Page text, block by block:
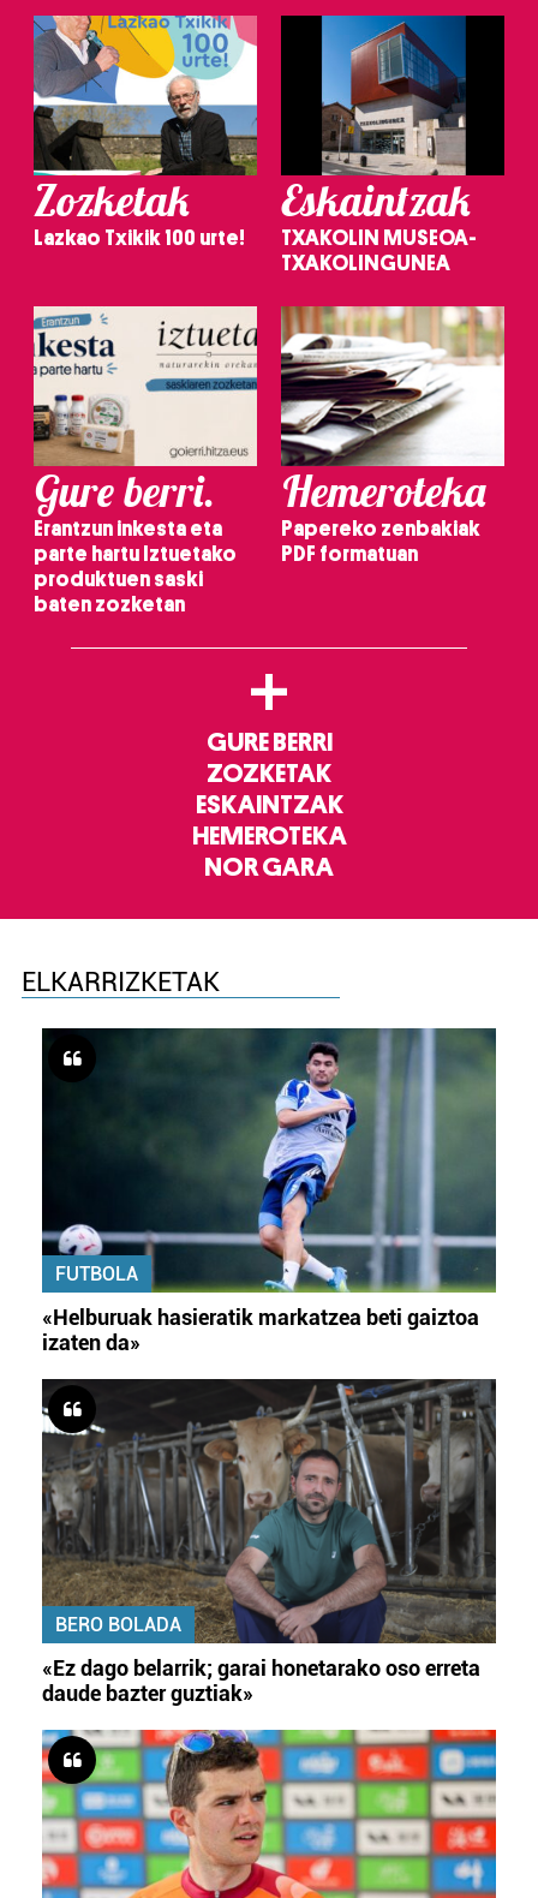
Zozketak
Lazkao Txikik 100 urte!
Eskaintzak
TXAKOLIN MUSEOA-
TXAKOLINGUNEA
Gure berri.
Erantzun inkesta eta
parte hartu Iztuetako
produktuen saski
baten zozketan
Hemeroteka
Papereko zenbakiak
PDF formatuan
+
GURE BERRI
ZOZKETAK
ESKAINTZAK
HEMEROTEKA
NOR GARA
ELKARRIZKETAK
FUTBOLA
«Helburuak hasieratik markatzea beti gaiztoa
izaten da»
BERO BOLADA
«Ez dago belarrik; garai honetarako oso erreta
daude bazter guztiak»